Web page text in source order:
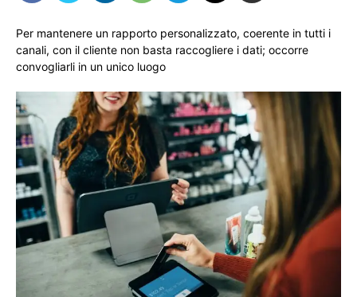
Per mantenere un rapporto personalizzato, coerente in tutti i
canali, con il cliente non basta raccogliere i dati; occorre
convogliarli in un unico luogo